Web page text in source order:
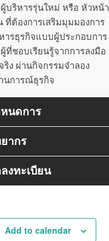
ผู้บริหารรุ่นใหม่ หรือ หัวหน้า
ที่ต้องการเสริมมุมมองการ
ารธุรกิจแบบผู้ประกอบการ
ผู้ที่ชอบเรียนรู้จากการลงมือ
ริง ผ่านกิจกรรมจำลอง
นการณ์ธุรกิจ
นดการ
ากร
งทะเบียน
Add to calendar